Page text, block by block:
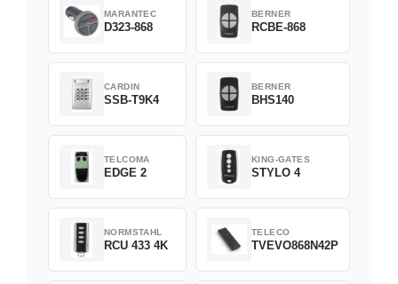
MARANTEC
D323-868
BERNER
RCBE-868
CARDIN
SSB-T9K4
BERNER
BHS140
TELCOMA
EDGE 2
KING-GATES
STYLO 4
NORMSTAHL
RCU 433 4K
TELECO
TVEVO868N42P